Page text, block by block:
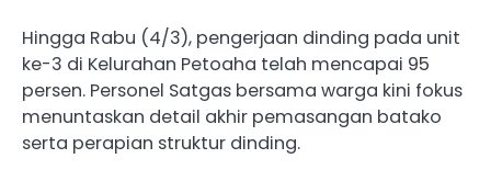
Hingga Rabu (4/3), pengerjaan dinding pada unit
ke-3 di Kelurahan Petoaha telah mencapai 95
persen. Personel Satgas bersama warga kini fokus
menuntaskan detail akhir pemasangan batako
serta perapian struktur dinding.